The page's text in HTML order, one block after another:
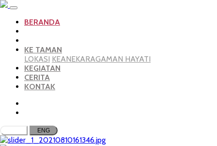
BERANDA
KE TAMAN
LOKASI KEANEKARAGAMAN HAYATI
KEGIATAN
CERITA
KONTAK
ENG